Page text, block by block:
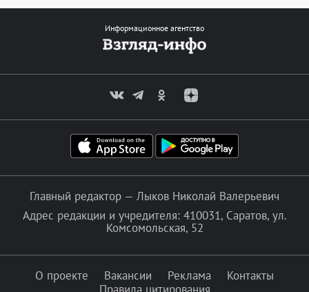
Информационное агентство
Главный редактор — Лыков Николай Валерьевич
Адрес редакции и учредителя: 410031, Саратов, ул.
Комсомольская, 52
О проекте Вакансии Реклама
Контакты